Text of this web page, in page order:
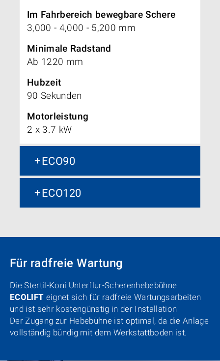
Im Fahrbereich bewegbare Schere
3,000 - 4,000 - 5,200 mm
Minimale Radstand
Ab 1220 mm
Hubzeit
90 Sekunden
Motorleistung
2 x 3.7 kW
ECO90
ECO120
Für radfreie Wartung
Die Stertil-Koni Unterflur-Scherenhebebühne
ECOLIFT eignet sich für radfreie Wartungsarbeiten
und ist sehr kostengünstig in der Installation
Der Zugang zur Hebebühne ist optimal, da die Anlage
vollständig bündig mit dem Werkstattboden ist.